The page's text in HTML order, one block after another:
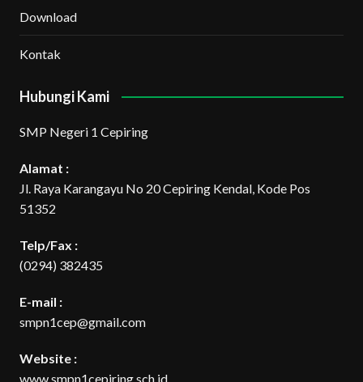
Download
Kontak
Hubungi Kami
SMP Negeri 1 Cepiring
Alamat :
Jl. Raya Karangayu No 20 Cepiring Kendal, Kode Pos
51352
Telp/Fax :
(0294) 382435
E-mail :
smpn1cep@gmail.com
Website :
www.smpn1cepiring.sch.id